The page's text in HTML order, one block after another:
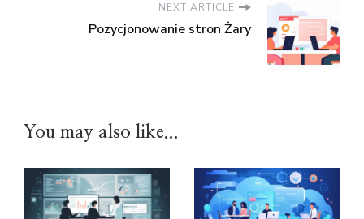
NEXT ARTICLE
Pozycjonowanie stron Żary
You may also like...